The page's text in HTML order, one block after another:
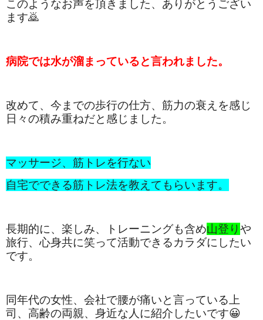
このようなお声を頂きました、ありがとうござい
ます🙇
病院では水が溜まっていると言われました。
改めて、今までの歩行の仕方、筋力の衰えを感じ
日々の積み重ねだと感じました。
マッサージ、筋トレを行ない
自宅でできる筋トレ法を教えてもらいます。
長期的に、楽しみ、トレーニングも含め山登りや
旅行、心身共に笑って活動できるカラダにしたい
です。
同年代の女性、会社で腰が痛いと言っている上
司、高齢の両親、身近な人に紹介したいです😀